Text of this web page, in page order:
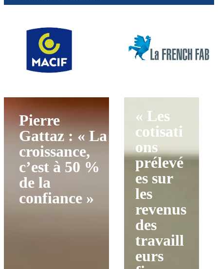
Pierre
Gattaz : « La
croissance,
c’est à 50 %
de la
confiance »
« Les
cotisati
ons
prélevé
es sur
les
revenus
des
travaill
eurs